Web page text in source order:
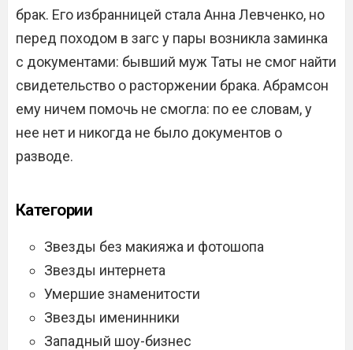
брак. Его избранницей стала Анна Левченко, но
перед походом в загс у пары возникла заминка
с документами: бывший муж Таты не смог найти
свидетельство о расторжении брака. Абрамсон
ему ничем помочь не смогла: по ее словам, у
нее нет и никогда не было документов о
разводе.
Категории
Звезды без макияжа и фотошопа
Звезды интернета
Умершие знаменитости
Звезды именинники
Западный шоу-бизнес